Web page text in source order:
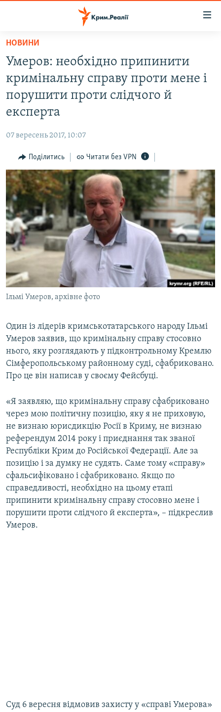
Перейти
основного
матеріалу
Перейти
до
основної
Перейти
пошуку
ВОДА.КРИМ
ВІДЕО ТА ФОТО
ПОГЛЯД
ІНТЕРВ'Ю
ВСЕ ЗА ДЕНЬ
СПЕЦПРОЕКТИ
ДЕПОРТАЦІЯ
ВІДЕОУРОКИ «ELIFBE»
СВІДЧЕННЯ ОКУПАЦІЇ
УКРАЇНСЬКА ПРОБЛЕМА КРИМУ
ІНФОГРАФІКА
ЯК ОБІЙТИ БЛОКУВАННЯ
Русский
Qırımtatar
ДОЛУЧАЙСЯ!
Усі сайти RFE/RL
НОВИНИ
Умеров: необхідно припинити
кримінальну справу проти мене і
порушити проти слідчого й
експерта
07 вересень 2017, 10:07
Поділитись Читати без VPN
Ільмі Умеров, архівне фото
Один із лідерів кримськотатарського народу Ільмі
Умеров заявив, що кримінальну справу стосовно
нього, яку розглядають у підконтрольному Кремлю
Сімферопольському районному суді, сфабриковано.
Про це він написав у своєму Фейсбуці.
«Я заявляю, що кримінальну справу сфабриковано
через мою політичну позицію, яку я не приховую,
не визнаю юрисдикцію Росії в Криму, не визнаю
референдум 2014 року і приєднання так званої
Республіки Крим до Російської Федерації. Але за
позицію і за думку не судять. Саме тому «справу»
сфальсифіковано і сфабриковано. Якщо по
справедливості, необхідно на цьому етапі
припинити кримінальну справу стосовно мене і
порушити проти слідчого й експерта», – підкреслив
Умеров.
Суд 6 вересня відмовив захисту у «справі Умерова»